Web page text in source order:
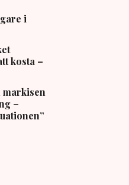
i
kosta –
markisen
–